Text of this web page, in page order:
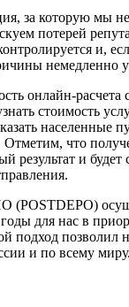
за которую мы
потерей
и,
немедленно
онлайн-расчета
стоимость
населенные
Отметим, что
результат и будет
для нас в
подход позволил
и по всему миру.